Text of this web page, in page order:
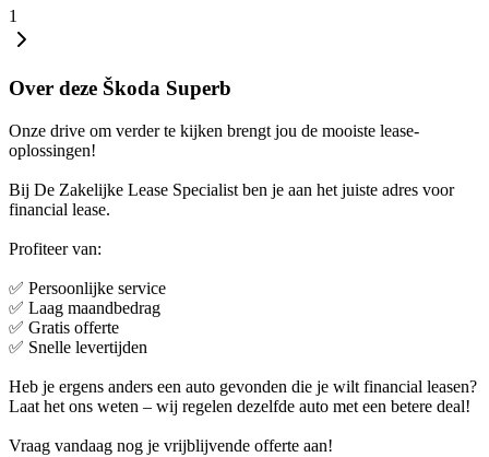
1
Over deze Škoda Superb
Onze drive om verder te kijken brengt jou de mooiste lease-
oplossingen!
Bij De Zakelijke Lease Specialist ben je aan het juiste adres voor
financial lease.
Profiteer van:
✅ Persoonlijke service
✅ Laag maandbedrag
✅ Gratis offerte
✅ Snelle levertijden
Heb je ergens anders een auto gevonden die je wilt financial leasen?
Laat het ons weten – wij regelen dezelfde auto met een betere deal!
Vraag vandaag nog je vrijblijvende offerte aan!